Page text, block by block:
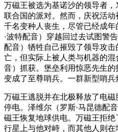
万磁王被选为基诺沙的领导者
联合国的派对。然而，庆祝活
千名变种人丧生，尽管已经成
·波特配音）穿越回过去试图警
配音）牺牲自己摧毁了领导攻
亡，但实际上被人类与机器的混
音）抓获。堡垒利用惊恶先生
变成了至尊哨兵。一群新型哨兵
万磁王逃脱并在北极释放了电
停电。泽维尔（罗斯·马昆德配
磁王恢复地球供电。万磁王拒
行星上与他对峙，而其他人则